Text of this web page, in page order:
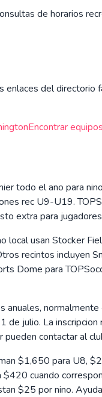
de horarios
del
Encontrar
todo el ano para
rec U9-U19.
extra para
local usan Stocker
recintos incluyen
Dome para
anuales,
julio. La
contactar al
$1,650 para U8,
cuando
$25 por nino.